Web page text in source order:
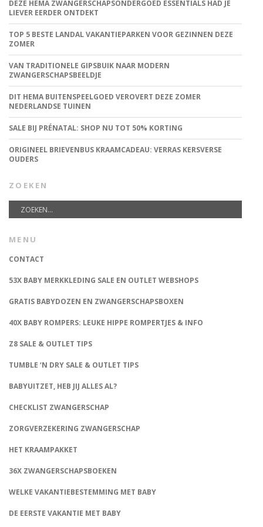
DEZE HEMA ZWANGERSCHAPSONDERGOED ESSENTIALS HAD JE
LIEVER EERDER ONTDEKT
TOP 5 BESTE LANDAL VAKANTIEPARKEN VOOR GEZINNEN DEZE
ZOMER
VAN TRADITIONELE GIPSBUIK NAAR MODERN
ZWANGERSCHAPSBEELDJE
DIT HEMA BUITENSPEELGOED VEROVERT DEZE ZOMER
NEDERLANDSE TUINEN
SALE BIJ PRÉNATAL: SHOP NU TOT 50% KORTING
ORIGINEEL BRIEVENBUS KRAAMCADEAU: VERRAS KERSVERSE
OUDERS
ZOEKEN
MENU
CONTACT
53X BABY MERKKLEDING SALE EN OUTLET WEBSHOPS
GRATIS BABYDOZEN EN ZWANGERSCHAPSBOXEN
40X BABY ROMPERS: LEUKE HIPPE ROMPERTJES & INFO
Z8 SALE & OUTLET TIPS
TUMBLE ‘N DRY SALE & OUTLET TIPS
BABYUITZET, HEB JIJ ALLES AL?
CHECKLIST ZWANGERSCHAP
ZORGVERZEKERING ZWANGERSCHAP
HET KRAAMPAKKET
36X ZWANGERSCHAPSBOEKEN
WELKE VAKANTIEBESTEMMING MET BABY
DE EERSTE VAKANTIE MET BABY